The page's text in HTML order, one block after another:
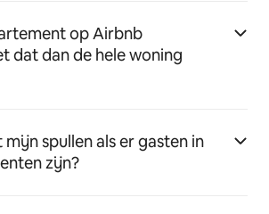
op Airbnb
dat dan de hele woning
spullen als er gasten in
zijn?